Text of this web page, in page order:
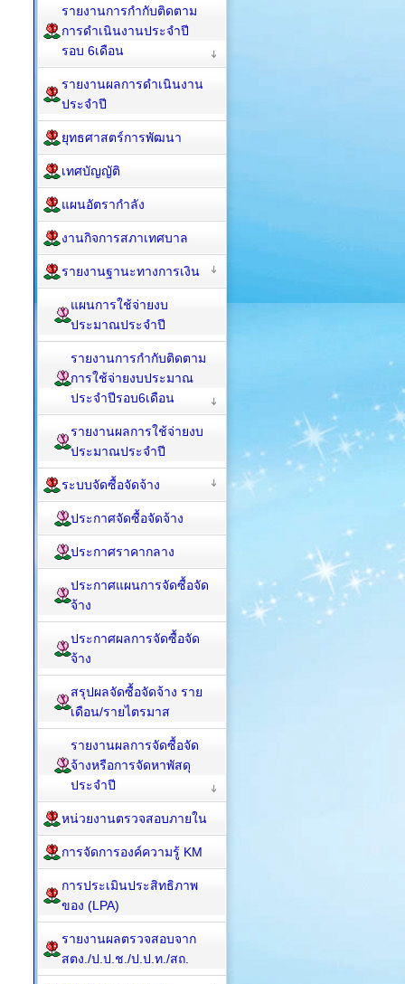
รายงานการกำกับติดตาม
การดำเนินงานประจำปี
รอบ 6เดือน
รายงานผลการดำเนินงาน
ประจำปี
ยุทธศาสตร์การพัฒนา
เทศบัญญัติ
แผนอัตรากำลัง
งานกิจการสภาเทศบาล
รายงานฐานะทางการเงิน
แผนการใช้จ่ายงบ
ประมาณประจำปี
รายงานการกำกับติดตาม
การใช้จ่ายงบประมาณ
ประจำปีรอบ6เดือน
รายงานผลการใช้จ่ายงบ
ประมาณประจำปี
ระบบจัดซื้อจัดจ้าง
ประกาศจัดซื้อจัดจ้าง
ประกาศราคากลาง
ประกาศแผนการจัดซื้อจัด
จ้าง
ประกาศผลการจัดซื้อจัด
จ้าง
สรุปผลจัดซื้อจัดจ้าง ราย
เดือน/รายไตรมาส
รายงานผลการจัดซื้อจัด
จ้างหรือการจัดหาพัสดุ
ประจำปี
หน่วยงานตรวจสอบภายใน
การจัดการองค์ความรู้ KM
การประเมินประสิทธิภาพ
ของ (LPA)
รายงานผลตรวจสอบจาก
สตง./ป.ป.ช./ป.ป.ท./สถ.